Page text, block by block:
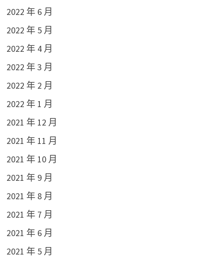
2022 年 6 月
2022 年 5 月
2022 年 4 月
2022 年 3 月
2022 年 2 月
2022 年 1 月
2021 年 12 月
2021 年 11 月
2021 年 10 月
2021 年 9 月
2021 年 8 月
2021 年 7 月
2021 年 6 月
2021 年 5 月